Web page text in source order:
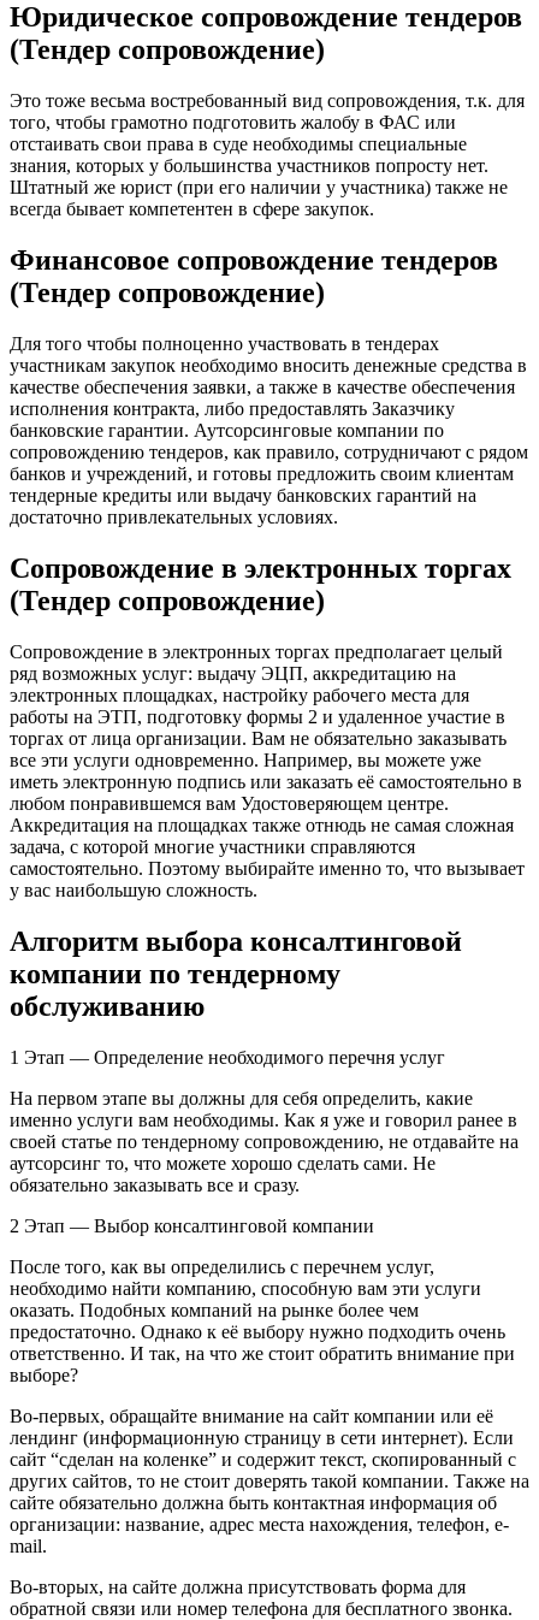
Юридическое сопровождение тендеров
(Тендер сопровождение)
Это тоже весьма востребованный вид сопровождения, т.к. для
того, чтобы грамотно подготовить жалобу в ФАС или
отстаивать свои права в суде необходимы специальные
знания, которых у большинства участников попросту нет.
Штатный же юрист (при его наличии у участника) также не
всегда бывает компетентен в сфере закупок.
Финансовое сопровождение тендеров
(Тендер сопровождение)
Для того чтобы полноценно участвовать в тендерах
участникам закупок необходимо вносить денежные средства в
качестве обеспечения заявки, а также в качестве обеспечения
исполнения контракта, либо предоставлять Заказчику
банковские гарантии. Аутсорсинговые компании по
сопровождению тендеров, как правило, сотрудничают с рядом
банков и учреждений, и готовы предложить своим клиентам
тендерные кредиты или выдачу банковских гарантий на
достаточно привлекательных условиях.
Сопровождение в электронных торгах
(Тендер сопровождение)
Сопровождение в электронных торгах предполагает целый
ряд возможных услуг: выдачу ЭЦП, аккредитацию на
электронных площадках, настройку рабочего места для
работы на ЭТП, подготовку формы 2 и удаленное участие в
торгах от лица организации. Вам не обязательно заказывать
все эти услуги одновременно. Например, вы можете уже
иметь электронную подпись или заказать её самостоятельно в
любом понравившемся вам Удостоверяющем центре.
Аккредитация на площадках также отнюдь не самая сложная
задача, с которой многие участники справляются
самостоятельно. Поэтому выбирайте именно то, что вызывает
у вас наибольшую сложность.
Алгоритм выбора консалтинговой
компании по тендерному
обслуживанию
1 Этап — Определение необходимого перечня услуг
На первом этапе вы должны для себя определить, какие
именно услуги вам необходимы. Как я уже и говорил ранее в
своей статье по тендерному сопровождению, не отдавайте на
аутсорсинг то, что можете хорошо сделать сами. Не
обязательно заказывать все и сразу.
2 Этап — Выбор консалтинговой компании
После того, как вы определились с перечнем услуг,
необходимо найти компанию, способную вам эти услуги
оказать. Подобных компаний на рынке более чем
предостаточно. Однако к её выбору нужно подходить очень
ответственно. И так, на что же стоит обратить внимание при
выборе?
Во-первых, обращайте внимание на сайт компании или её
лендинг (информационную страницу в сети интернет). Если
сайт “сделан на коленке” и содержит текст, скопированный с
других сайтов, то не стоит доверять такой компании. Также на
сайте обязательно должна быть контактная информация об
организации: название, адрес места нахождения, телефон, e-
mail.
Во-вторых, на сайте должна присутствовать форма для
обратной связи или номер телефона для бесплатного звонка.